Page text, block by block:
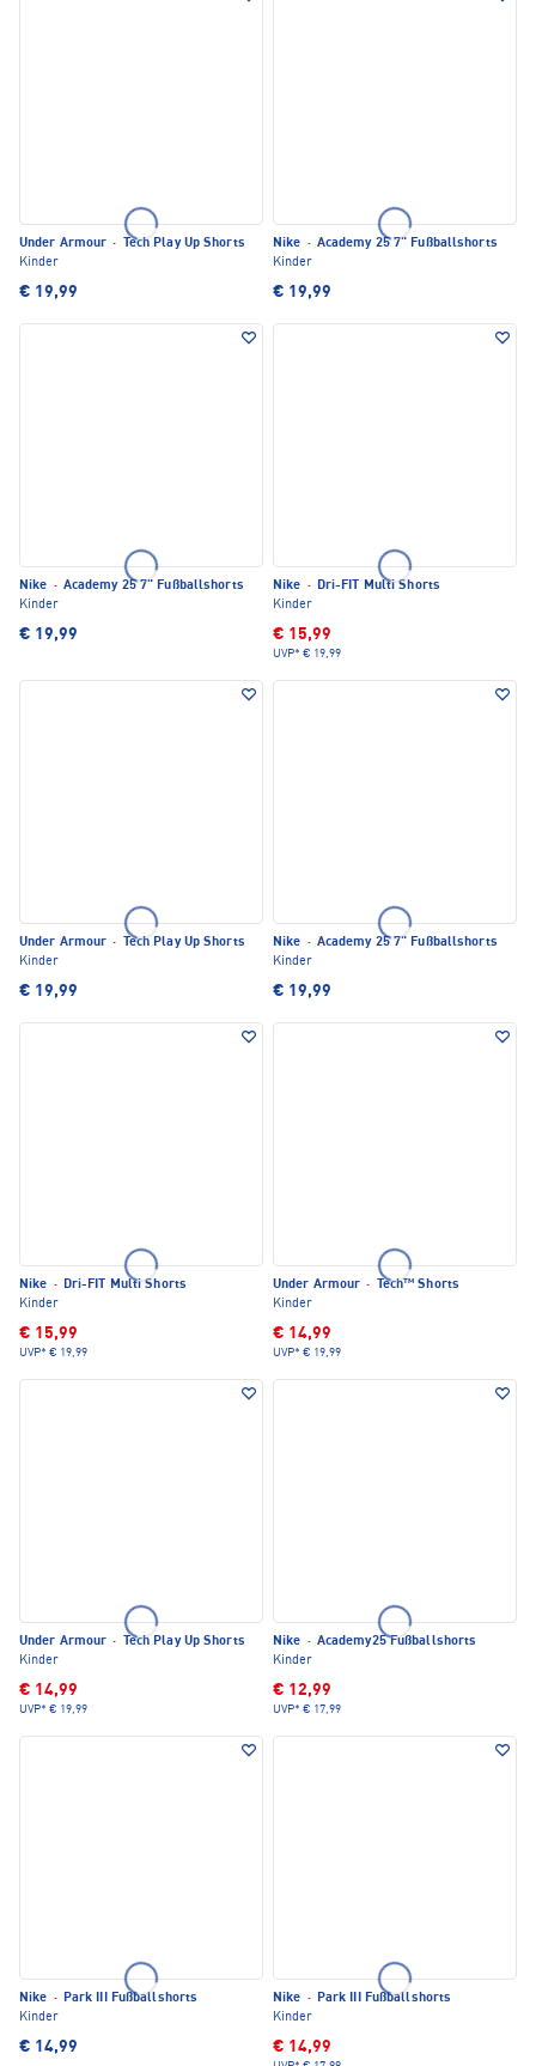
Under Armour ·
Tech Play Up Shorts
Kinder
€ 19,99
Nike · Academy 25 7" Fußballshorts
Kinder
€ 19,99
Nike · Academy 25 7" Fußballshorts
Kinder
€ 19,99
Nike · Dri-FIT Multi Shorts
Kinder
€ 15,99
UVP* € 19,99
Under Armour ·
Tech Play Up Shorts
Kinder
€ 19,99
Nike · Academy 25 7" Fußballshorts
Kinder
€ 19,99
Nike · Dri-FIT Multi Shorts
Kinder
€ 15,99
UVP* € 19,99
Under Armour ·
Tech™ Shorts
Kinder
€ 14,99
UVP* € 19,99
Under Armour ·
Tech Play Up Shorts
Kinder
€ 14,99
UVP* € 19,99
Nike · Academy25 Fußballshorts
Kinder
€ 12,99
UVP* € 17,99
Nike · Park III Fußballshorts
Kinder
€ 14,99
Nike · Park III Fußballshorts
Kinder
€ 14,99